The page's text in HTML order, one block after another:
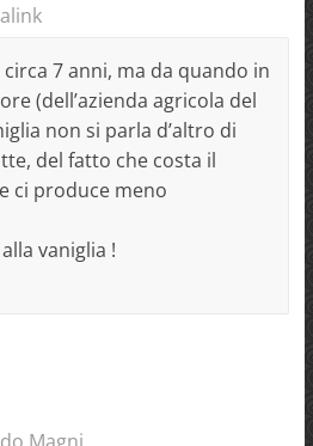
7 anni, ma da quando in
(dell’azienda agricola del
non si parla d’altro di
del fatto che costa il
ci produce meno
vaniglia !